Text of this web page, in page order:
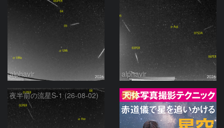
alphavir alphavir
夜半前の流星S-1 (26-08-02) PR